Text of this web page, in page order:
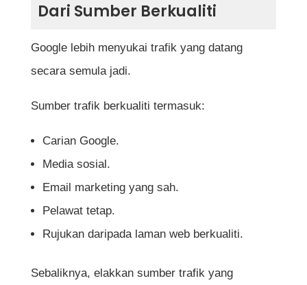
Dari Sumber Berkualiti
Google lebih menyukai trafik yang datang
secara semula jadi.
Sumber trafik berkualiti termasuk:
Carian Google.
Media sosial.
Email marketing yang sah.
Pelawat tetap.
Rujukan daripada laman web berkualiti.
Sebaliknya, elakkan sumber trafik yang